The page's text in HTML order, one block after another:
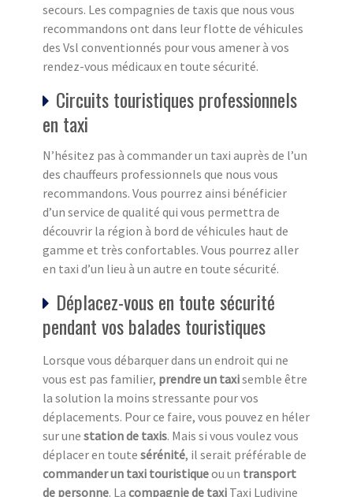
secours. Les compagnies de taxis que nous vous
recommandons ont dans leur flotte de véhicules
des Vsl conventionnés pour vous amener à vos
rendez-vous médicaux en toute sécurité.
Circuits touristiques professionnels
en taxi
N’hésitez pas à commander un taxi auprès de l’un
des chauffeurs professionnels que nous vous
recommandons. Vous pourrez ainsi bénéficier
d’un service de qualité qui vous permettra de
découvrir la région à bord de véhicules haut de
gamme et très confortables. Vous pourrez aller
en taxi d’un lieu à un autre en toute sécurité.
Déplacez-vous en toute sécurité
pendant vos balades touristiques
Lorsque vous débarquer dans un endroit qui ne
vous est pas familier, prendre un taxisemble être
la solution la moins stressante pour vos
déplacements. Pour ce faire, vous pouvez en héler
sur une station de taxis. Mais si vous voulez vous
déplacer en toute sérénité, il serait préférable de
commander un taxi touristiqueou un transport
de personne. La compagnie de taxi Taxi Ludivine